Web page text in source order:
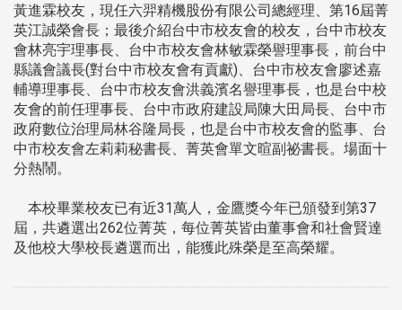
黃進霖校友，現任六羿精機股份有限公司總經理、第16屆菁
英江誠榮會長；最後介紹台中市校友會的校友，台中市校友
會林亮宇理事長、台中市校友會林敏霖榮譽理事長，前台中
縣議會議長(對台中市校友會有貢獻)、台中市校友會廖述嘉
輔導理事長、台中市校友會洪義濱名譽理事長，也是台中校
友會的前任理事長、台中市政府建設局陳大田局長、台中市
政府數位治理局林谷隆局長，也是台中市校友會的監事、台
中市校友會左莉莉秘書長、菁英會單文暄副祕書長。場面十
分熱鬧。
本校畢業校友已有近31萬人，金鷹獎今年已頒發到第37
屆，共遴選出262位菁英，每位菁英皆由董事會和社會賢達
及他校大學校長遴選而出，能獲此殊榮是至高榮耀。